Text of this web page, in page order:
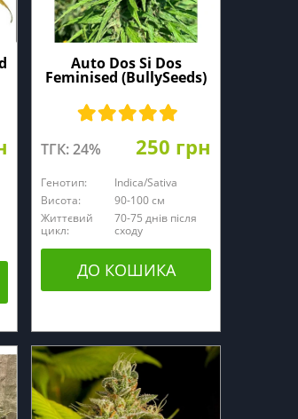
Auto Dos Si Dos
Feminised (BullySeeds)
ТГК: 24% 250 грн
Генотип:
Indica/Sativa
Висота:
90-100 см
Життєвий
цикл:
70-75 днів після
сходу
ДО КОШИКА